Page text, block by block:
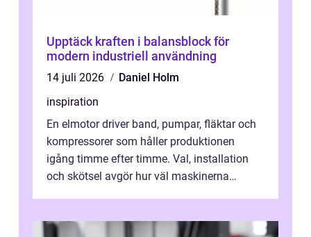
Upptäck kraften i balansblock för
modern industriell användning
14 juli 2026
Daniel Holm
inspiration
En elmotor driver band, pumpar, fläktar och
kompressorer som håller produktionen
igång timme efter timme. Val, installation
och skötsel avgör hur väl maskinerna